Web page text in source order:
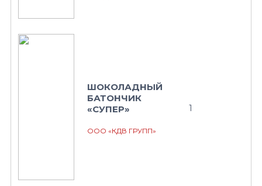
ШОКОЛАДНЫЙ
БАТОНЧИК
«СУПЕР»
ООО «КДВ ГРУПП»
1